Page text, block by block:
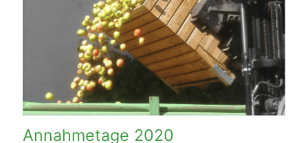
Annahmetage 2020